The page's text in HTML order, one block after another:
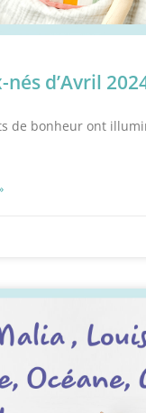
d’Avril
de bonheur ont